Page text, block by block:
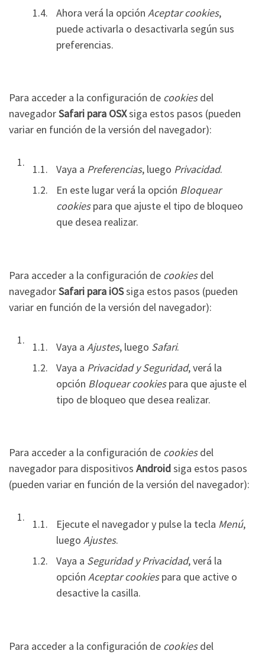
Ahora verá la opción Aceptar cookies,
puede activarla o desactivarla según sus
preferencias.
Para acceder a la configuración de cookiesdel
navegadorSafari para OSXsiga estos pasos (pueden
variar en función de la versión del navegador):
Vaya a Preferencias, luego Privacidad.
En este lugar verá la opción Bloquear
cookiespara que ajuste el tipo de bloqueo
que desea realizar.
Para acceder a la configuración de cookiesdel
navegadorSafari para iOSsiga estos pasos (pueden
variar en función de la versión del navegador):
Vaya a Ajustes, luego Safari.
Vaya a Privacidad y Seguridad, verá la
opción Bloquear cookiespara que ajuste el
tipo de bloqueo que desea realizar.
Para acceder a la configuración de cookiesdel
navegador para dispositivos Androidsiga estos pasos
(pueden variar en función de la versión del navegador):
Ejecute el navegador y pulse la tecla Menú,
luego Ajustes.
Vaya a Seguridad y Privacidad, verá la
opción Aceptar cookiespara que active o
desactive la casilla.
Para acceder a la configuración de cookiesdel